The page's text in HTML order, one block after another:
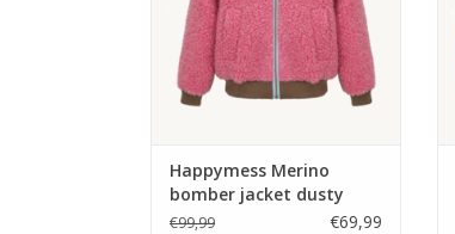
Happymess Merino
bomber jacket dusty
pink -
€99,99 €69,99